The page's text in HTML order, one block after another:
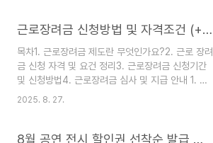
공 전략(꿀팁) 6. 예매 실패 시 대처법(잔여석/대기)
7. 변경·환불 정책 1. 추석 KTX 예매 추석은 대한민
국에서 최대 규모의 인구 이동이 발생하는 명절입니
다. 귀성·귀경 수요 집중으로 예매 경쟁이 매우 치열
해지며, 일부 구간은 매년 수배의 경쟁률을 보입니
다. 따라서 표 확보뿐 아니라 할인 혜택을 챙기는 것
근로장려금 신청방법 및 자격조건 (+홈텍스)
목차1. 근로장려금 제도란 무엇인가요?2. 근로 장려
금 신청 자격 및 요건 정리3. 근로장려금 신청기간
및 신청방법4. 근로장려금 심사 및 지급 안내 1. 근
로장려금 제도란 무엇인가요? 근로장려금 제도는
입니다. 가구의 구성과 근로소득, 사업소득, 종교인
2025. 8. 27.
8월 공연 전시 할인권 선착순 발급 시작 신청방법